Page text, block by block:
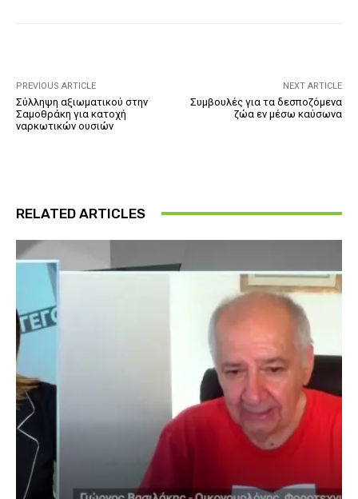
PREVIOUS ARTICLE
Σύλληψη αξιωματικού στην
Σαμοθράκη για κατοχή
ναρκωτικών ουσιών
NEXT ARTICLE
Συμβουλές για τα δεσποζόμενα
ζώα εν μέσω καύσωνα
RELATED ARTICLES